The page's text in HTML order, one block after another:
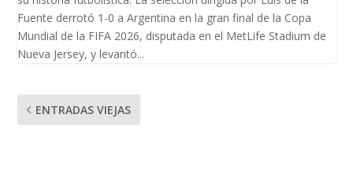
Fuente derrotó 1-0 a Argentina en la gran final de la Copa
Mundial de la FIFA 2026, disputada en el MetLife Stadium de
Nueva Jersey, y levantó...
ENTRADAS VIEJAS